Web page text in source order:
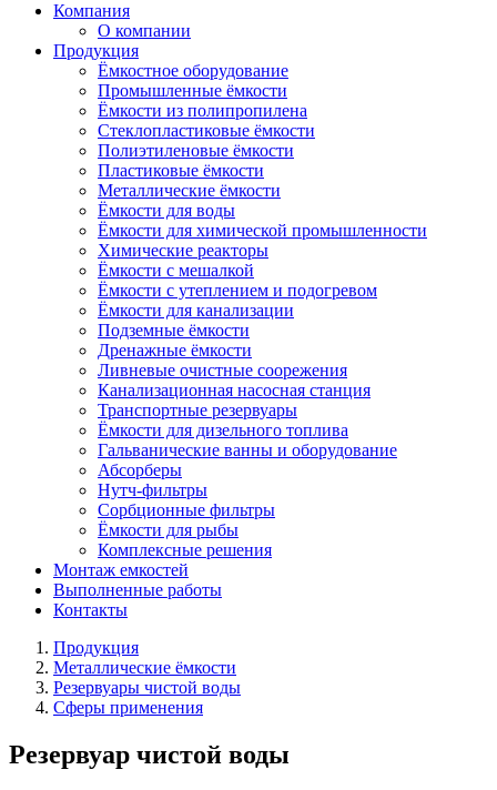
Компания
О компании
Продукция
Ёмкостное оборудование
Промышленные ёмкости
Ёмкости из полипропилена
Стеклопластиковые ёмкости
Полиэтиленовые ёмкости
Пластиковые ёмкости
Металлические ёмкости
Ёмкости для воды
Ёмкости для химической промышленности
Химические реакторы
Ёмкости с мешалкой
Ёмкости с утеплением и подогревом
Ёмкости для канализации
Подземные ёмкости
Дренажные ёмкости
Ливневые очистные соорежения
Канализационная насосная станция
Транспортные резервуары
Ёмкости для дизельного топлива
Гальванические ванны и оборудование
Абсорберы
Нутч-фильтры
Сорбционные фильтры
Ёмкости для рыбы
Комплексные решения
Монтаж емкостей
Выполненные работы
Контакты
Продукция
Металлические ёмкости
Резервуары чистой воды
Сферы применения
Резервуар чистой воды